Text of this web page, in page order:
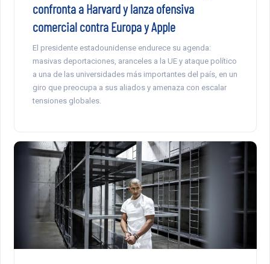
confronta a Harvard y lanza ofensiva
comercial contra Europa y Apple
El presidente estadounidense endurece su agenda:
masivas deportaciones, aranceles a la UE y ataque político
a una de las universidades más importantes del país, en un
giro que preocupa a sus aliados y amenaza con escalar
tensiones globales.